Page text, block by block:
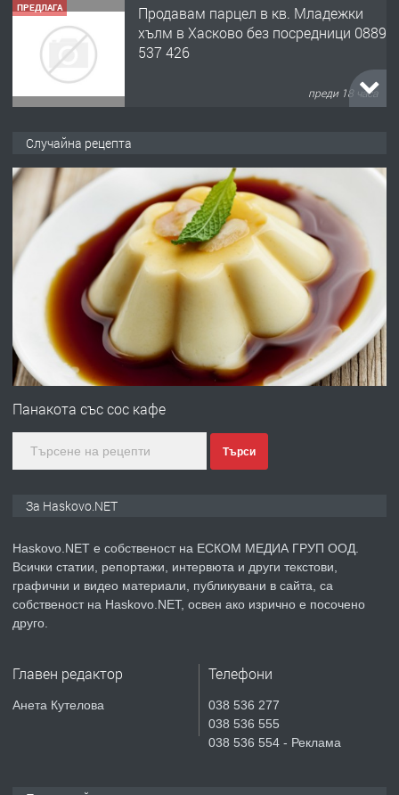
ПРЕДЛАГА
Продавам парцел в кв. Младежки
хълм в Хасково без посредници 0889
537 426
преди 18 часа
преди 18 часа
ПРЕДЛАГА Под НАЕМ двустаен Орфей
преди 3 дни
ПРЕДЛАГА
Нов апартамент на ул. Липа до
преди 5 дни
ПРЕДЛАГА
НАПЪЛНО ОБЗАВЕДЕН И
Давам гараж под наем
Случайна рецепта
Панакота със сос кафе
Търси
За Haskovo.NET
Haskovo.NET е собственост на ЕСКОМ МЕДИА ГРУП ООД.
Всички статии, репортажи, интервюта и други текстови,
графични и видео материали, публикувани в сайта, са
собственост на Haskovo.NET, освен ако изрично е посочено
друго.
Главен редактор
Анета Кутелова
Телефони
038 536 277
038 536 555
038 536 554 - Реклама